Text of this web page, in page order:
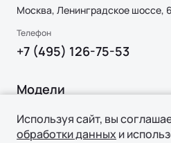
Москва, Ленинградское шоссе,
Телефон
+7 (495) 126-75-53
Модели
Ли Л6 | Li L6
Ли Л7 | Li L7
Покупка
Используя сайт, вы
обработки данных и